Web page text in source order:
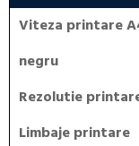
Viteza printare
negru
Rezolutie
Limbaje printare